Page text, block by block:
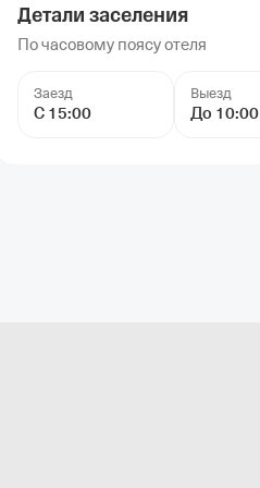
Детали заселения
По часовому поясу отеля
Заезд
С 15:00
Выезд
До 10:00